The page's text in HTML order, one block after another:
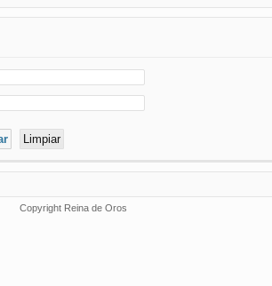
Copyright Reina de Oros